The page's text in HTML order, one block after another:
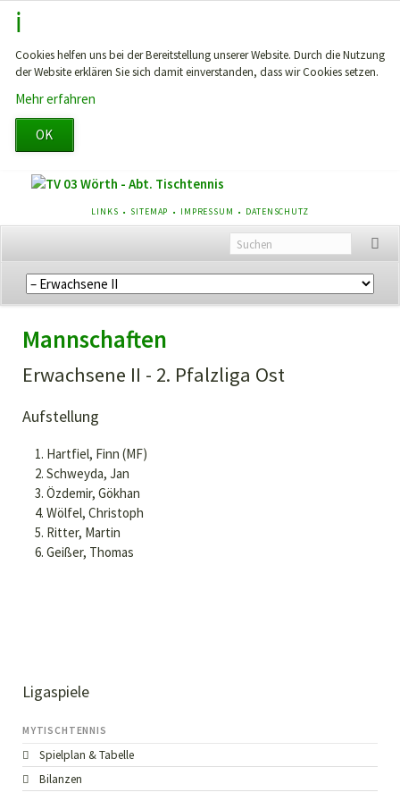
Cookies helfen uns bei der Bereitstellung unserer Website. Durch die Nutzung
der Website erklären Sie sich damit einverstanden, dass wir Cookies setzen.
Mehr erfahren
OK
NAVIGATION
ÜBERSPRINGEN
LINKS SITEMAP IMPRESSUM DATENSCHUTZ
Navigation
überspringen
Mannschaften
Erwachsene II - 2. Pfalzliga Ost
Aufstellung
Hartfiel, Finn (MF)
Schweyda, Jan
Özdemir, Gökhan
Wölfel, Christoph
Ritter, Martin
Geißer, Thomas
Ligaspiele
MYTISCHTENNIS
Spielplan & Tabelle
Bilanzen